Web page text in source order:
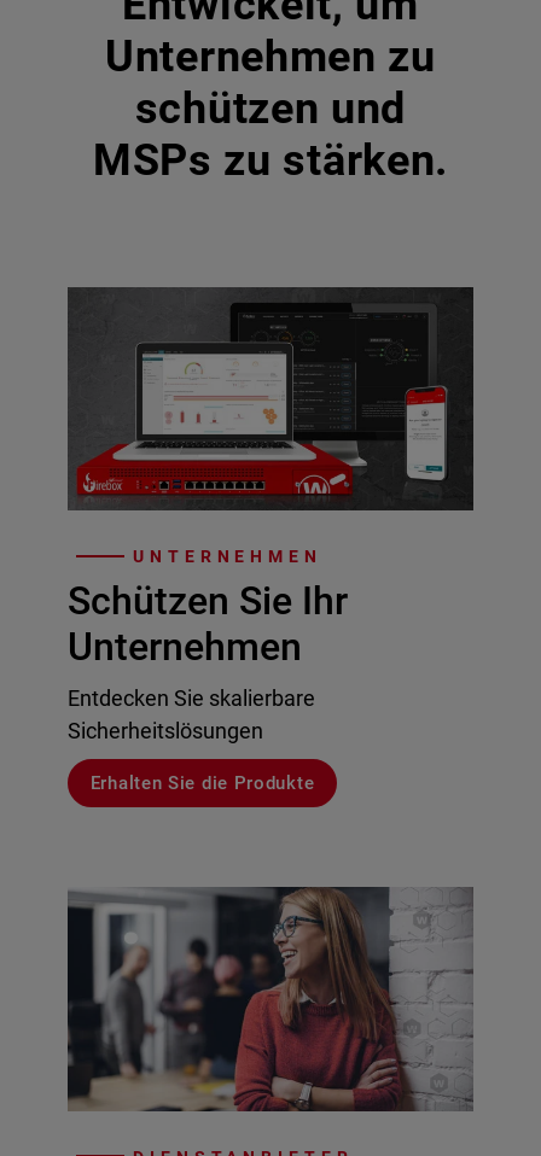
Unternehmen zu
schützen und
MSPs zu stärken.
UNTERNEHMEN
Schützen Sie Ihr
Unternehmen
Entdecken Sie skalierbare
Sicherheitslösungen
Erhalten Sie die Produkte